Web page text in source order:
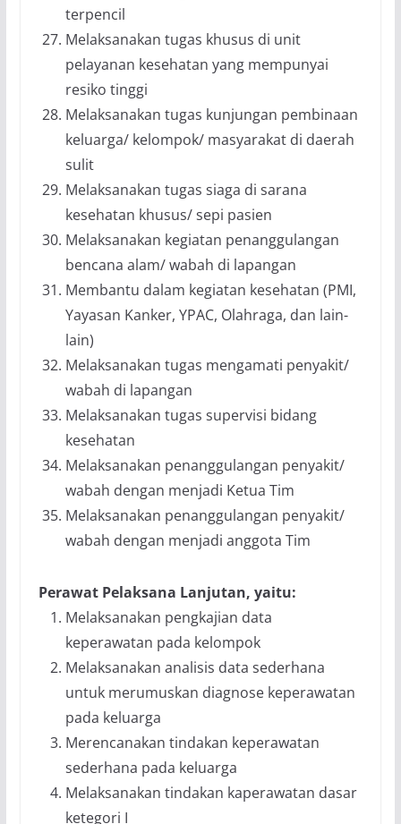
terpencil
Melaksanakan tugas khusus di unit
pelayanan kesehatan yang mempunyai
resiko tinggi
Melaksanakan tugas kunjungan pembinaan
keluarga/ kelompok/ masyarakat di daerah
sulit
Melaksanakan tugas siaga di sarana
kesehatan khusus/ sepi pasien
Melaksanakan kegiatan penanggulangan
bencana alam/ wabah di lapangan
Membantu dalam kegiatan kesehatan (PMI,
Yayasan Kanker, YPAC, Olahraga, dan lain-
lain)
Melaksanakan tugas mengamati penyakit/
wabah di lapangan
Melaksanakan tugas supervisi bidang
kesehatan
Melaksanakan penanggulangan penyakit/
wabah dengan menjadi Ketua Tim
Melaksanakan penanggulangan penyakit/
wabah dengan menjadi anggota Tim
Perawat Pelaksana Lanjutan, yaitu:
Melaksanakan pengkajian data
keperawatan pada kelompok
Melaksanakan analisis data sederhana
untuk merumuskan diagnose keperawatan
pada keluarga
Merencanakan tindakan keperawatan
sederhana pada keluarga
Melaksanakan tindakan kaperawatan dasar
ketegori I